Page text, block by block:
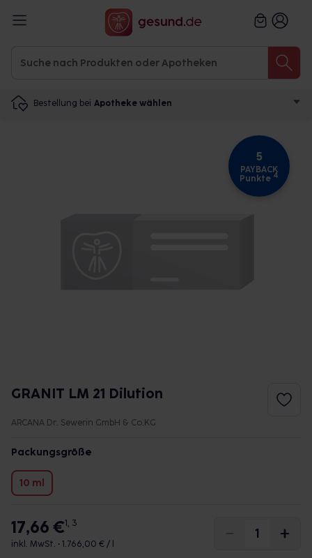
Bestellung bei Apotheke wählen
5
PAYBACK
Punkte 4
GRANIT LM 21 Dilution
ARCANA Dr. Sewerin GmbH & Co.KG
Packungsgröße
10 ml
17,66 €1, 3
inkl. MwSt. • 1.766,00 € / l